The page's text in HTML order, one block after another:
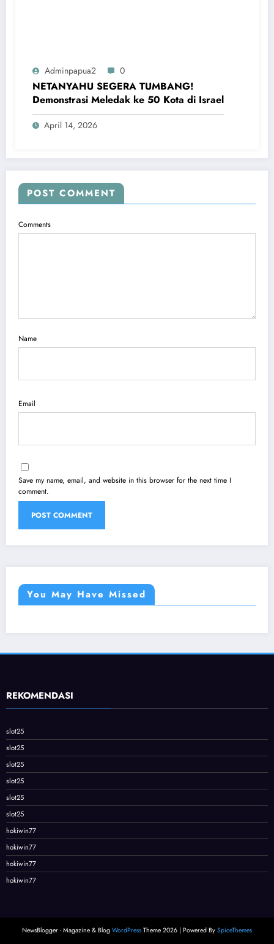
Adminpapua2 0
NETANYAHU SEGERA TUMBANG!
Demonstrasi Meledak ke 50 Kota di Israel
April 14, 2026
POST COMMENT
Comments
Name
Email
Save my name, email, and website in this browser for the next time I
comment.
You May Have Missed
REKOMENDASI
slot25
slot25
slot25
slot25
slot25
slot25
hokiwin77
hokiwin77
hokiwin77
hokiwin77
NewsBlogger - Magazine & Blog WordPress Theme 2026 | Powered By SpiceThemes